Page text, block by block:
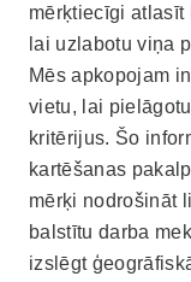
mērķtiecīgi
lai uzlabotu viņa
Mēs apkopojam
vietu, lai
kritērijus. Šo
kartēšanas
mērķi nodrošināt
balstītu darba
izslēgt